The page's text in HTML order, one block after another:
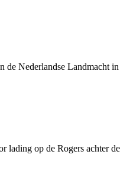
de Nederlandse Landmacht
lading op de Rogers achter